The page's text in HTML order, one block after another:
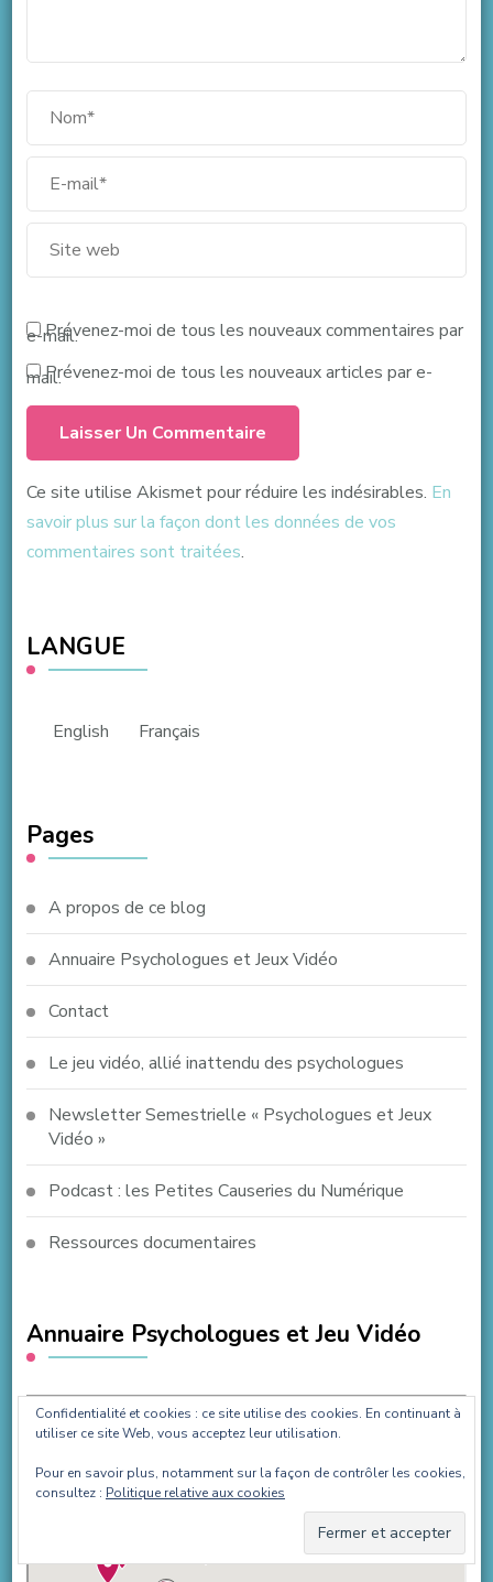
Prévenez-moi de tous les nouveaux commentaires par
e-mail.
Prévenez-moi de tous les nouveaux articles par e-
mail.
Ce site utilise Akismet pour réduire les indésirables. En
savoir plus sur la façon dont les données de vos
commentaires sont traitées.
LANGUE
English Français
Pages
A propos de ce blog
Annuaire Psychologues et Jeux Vidéo
Contact
Le jeu vidéo, allié inattendu des psychologues
Newsletter Semestrielle « Psychologues et Jeux
Vidéo »
Podcast : les Petites Causeries du Numérique
Ressources documentaires
Annuaire Psychologues et Jeu Vidéo
Confidentialité et cookies : ce site utilise des cookies. En continuant à
utiliser ce site Web, vous acceptez leur utilisation.
Pour en savoir plus, notamment sur la façon de contrôler les cookies,
consultez : Politique relative aux cookies